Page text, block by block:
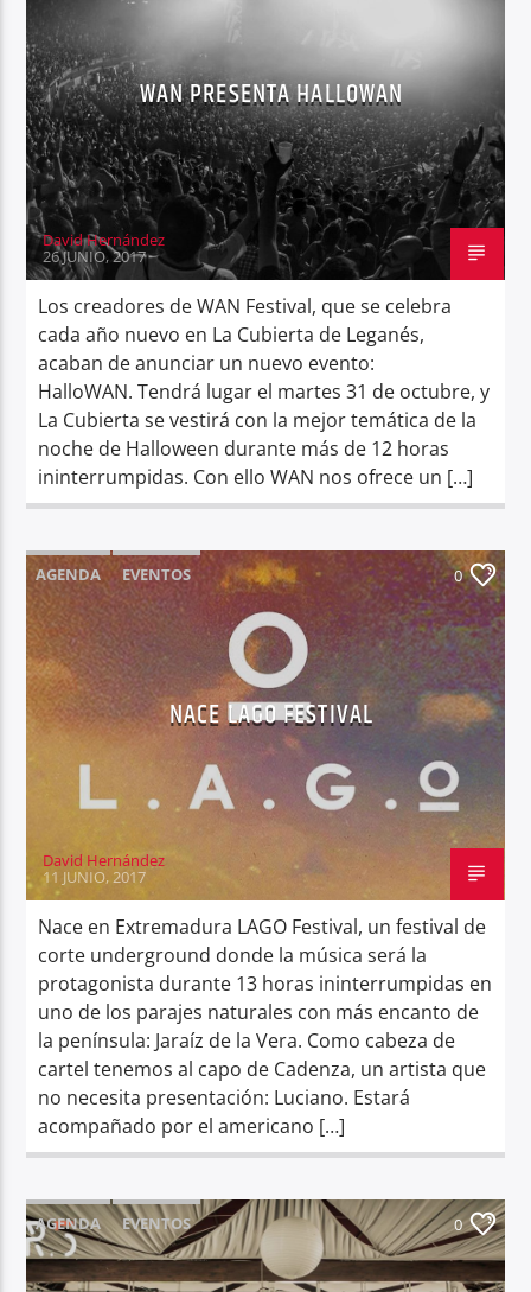
Center Waves
WAN PRESENTA HALLOWAN
David Hernández
26 JUNIO, 2017
Los creadores de WAN Festival, que se celebra
cada año nuevo en La Cubierta de Leganés,
acaban de anunciar un nuevo evento:
HalloWAN. Tendrá lugar el martes 31 de octubre, y
La Cubierta se vestirá con la mejor temática de la
noche de Halloween durante más de 12 horas
ininterrumpidas. Con ello WAN nos ofrece un […]
AGENDA EVENTOS 0
NACE LAGO FESTIVAL
David Hernández
11 JUNIO, 2017
Nace en Extremadura LAGO Festival, un festival de
corte underground donde la música será la
protagonista durante 13 horas ininterrumpidas en
uno de los parajes naturales con más encanto de
la península: Jaraíz de la Vera. Como cabeza de
cartel tenemos al capo de Cadenza, un artista que
no necesita presentación: Luciano. Estará
acompañado por el americano […]
AGENDA EVENTOS 0